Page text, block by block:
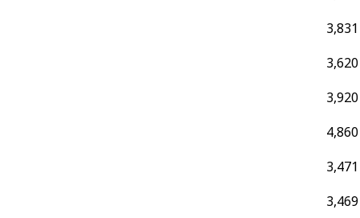
3,831
3,620
3,920
4,860
3,471
3,469